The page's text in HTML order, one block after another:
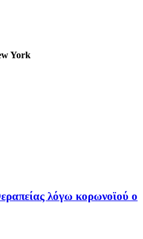
York
λόγω κορωνοϊού ο